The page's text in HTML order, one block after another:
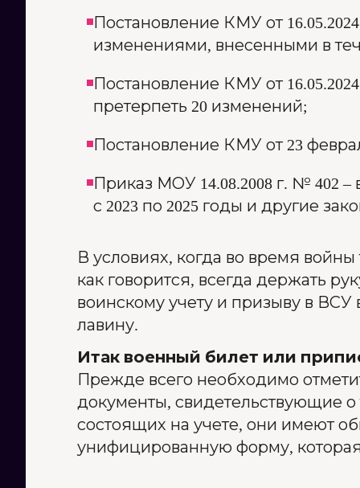
Постановление КМУ от
изменениями, внесенными в
Постановление КМУ от
претерпеть 20 изменений;
Постановление КМУ от 23
Приказ МОУ 14.08.2008 г. № 402
с 2023 по 2025 годы и другие
В условиях, когда во время
как говорится, всегда держать
воинскому учету и призыву в
лавину.
Итак военный билет или
Прежде всего необходимо
документы, свидетельствующие о
состоящих на учете, они имеют
унифицированную форму,